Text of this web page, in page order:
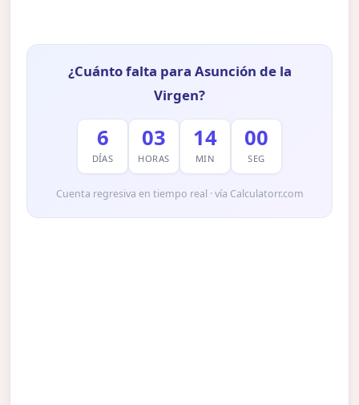
¿Cuánto falta para Asunción de la
Virgen?
6
DÍAS
03
HORAS
13
MIN
59
SEG
Cuenta regresiva en tiempo real · vía Calculatorr.com